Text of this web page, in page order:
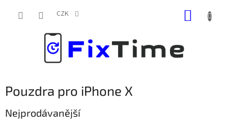
CZK
Pouzdra pro iPhone X
Nejprodávanější